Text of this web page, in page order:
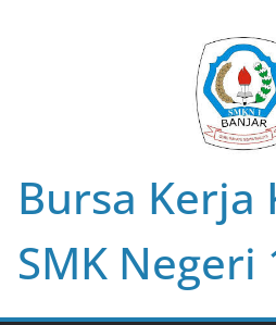
Bursa Kerja
SMK Negeri